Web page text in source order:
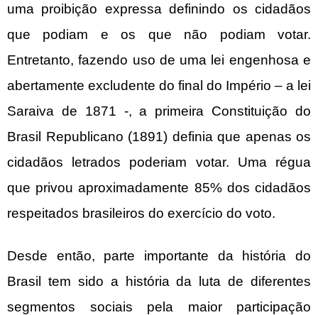
uma proibição expressa definindo os cidadãos
que podiam e os que não podiam votar.
Entretanto, fazendo uso de uma lei engenhosa e
abertamente excludente do final do Império – a lei
Saraiva de 1871 -, a primeira Constituição do
Brasil Republicano (1891) definia que apenas os
cidadãos letrados poderiam votar. Uma régua
que privou aproximadamente 85% dos cidadãos
respeitados brasileiros do exercício do voto.
Desde então, parte importante da história do
Brasil tem sido a história da luta de diferentes
segmentos sociais pela maior participação